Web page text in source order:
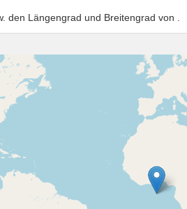
den Längengrad und Breitengrad von .